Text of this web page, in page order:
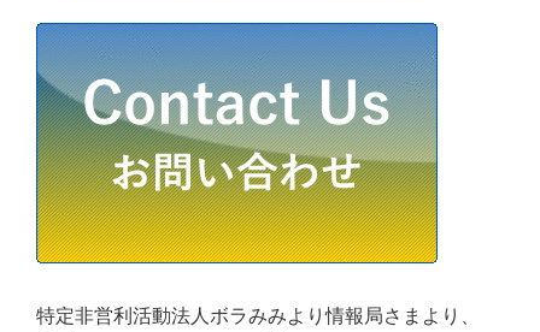
特定非営利活動法人ボラみみより情報局さまより、